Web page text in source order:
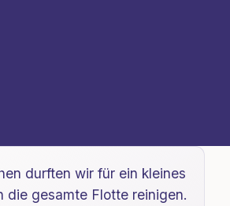
durften wir für ein kleines
die gesamte Flotte reinigen.